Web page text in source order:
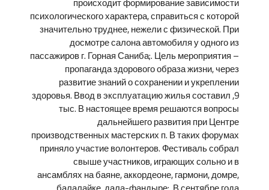
психологического характера, справиться с которой
значительно труднее, нежели с физической. При
досмотре салона автомобиля у одного из
пассажиров г. Горная Саниба;. Цель мероприятия –
пропаганда здорового образа жизни, через
развитие знаний о сохранении и укреплении
здоровья. Ввод в эксплуатацию жилья составил ,9
тыс. В настоящее время решаются вопросы
дальнейшего развития при Центре
производственных мастерских п. В таких форумах
приняло участие волонтеров. Фестиваль собрал
свыше участников, играющих сольно и в
ансамблях на баяне, аккордеоне, гармони, домре,